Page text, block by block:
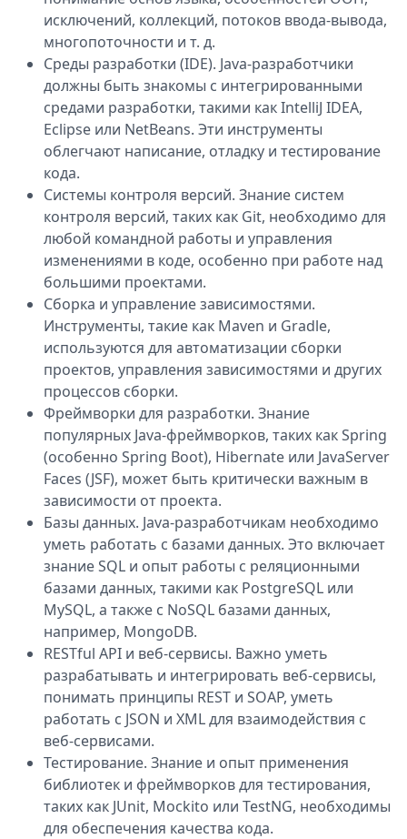
исключений, коллекций, потоков ввода-вывода,
многопоточности и т. д.
Среды разработки (IDE). Java-разработчики
должны быть знакомы с интегрированными
средами разработки, такими как IntelliJ IDEA,
Eclipse или NetBeans. Эти инструменты
облегчают написание, отладку и тестирование
кода.
Системы контроля версий. Знание систем
контроля версий, таких как Git, необходимо для
любой командной работы и управления
изменениями в коде, особенно при работе над
большими проектами.
Сборка и управление зависимостями.
Инструменты, такие как Maven и Gradle,
используются для автоматизации сборки
проектов, управления зависимостями и других
процессов сборки.
Фреймворки для разработки. Знание
популярных Java-фреймворков, таких как Spring
(особенно Spring Boot), Hibernate или JavaServer
Faces (JSF), может быть критически важным в
зависимости от проекта.
Базы данных. Java-разработчикам необходимо
уметь работать с базами данных. Это включает
знание SQL и опыт работы с реляционными
базами данных, такими как PostgreSQL или
MySQL, а также с NoSQL базами данных,
например, MongoDB.
RESTful API и веб-сервисы. Важно уметь
разрабатывать и интегрировать веб-сервисы,
понимать принципы REST и SOAP, уметь
работать с JSON и XML для взаимодействия с
веб-сервисами.
Тестирование. Знание и опыт применения
библиотек и фреймворков для тестирования,
таких как JUnit, Mockito или TestNG, необходимы
для обеспечения качества кода.